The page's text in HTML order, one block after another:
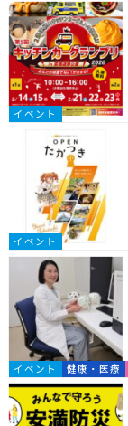
イベント
イベント
イベント 健康・医療